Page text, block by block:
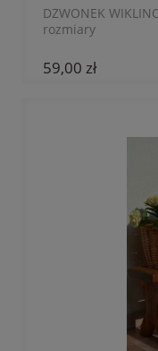
DZWONEK
rozmiary
59,00 zł